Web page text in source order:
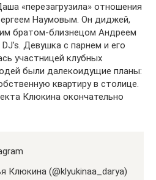
«перезагрузила» отношения
Наумовым. Он диджей,
братом-близнецом Андреем
Девушка с парнем и его
участницей клубных
были далекоидущие планы:
квартиру в столице.
Клюкина окончательно
Клюкина (@klyukinaa_darya)